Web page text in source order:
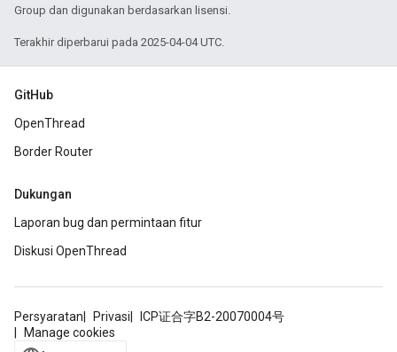
Group dan digunakan berdasarkan lisensi.
Terakhir diperbarui pada 2025-04-04 UTC.
GitHub
OpenThread
Border Router
Dukungan
Laporan bug dan permintaan fitur
Diskusi OpenThread
Persyaratan Privasi
ICP证合字B2-20070004号
Manage cookies